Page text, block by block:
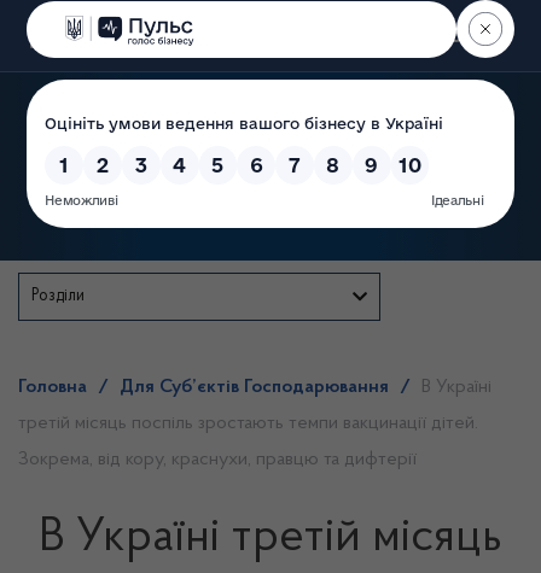
Пошук
Розділи
Головна / Для Суб’єктів Господарювання /
В Україні
третій місяць поспіль зростають темпи вакцинації дітей.
Зокрема, від кору, краснухи, правцю та дифтерії
В Україні третій місяць